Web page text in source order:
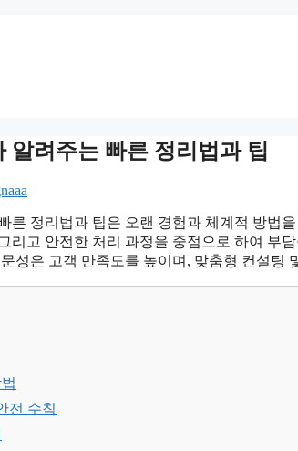
알려주는 빠른 정리법과 팁
른 정리법과 팁은 오랜 경험과 체계적 방법
리고 안전한 처리 과정을 중점으로 하여 부
성은 고객 만족도를 높이며, 맞춤형 컨설팅
전 수칙